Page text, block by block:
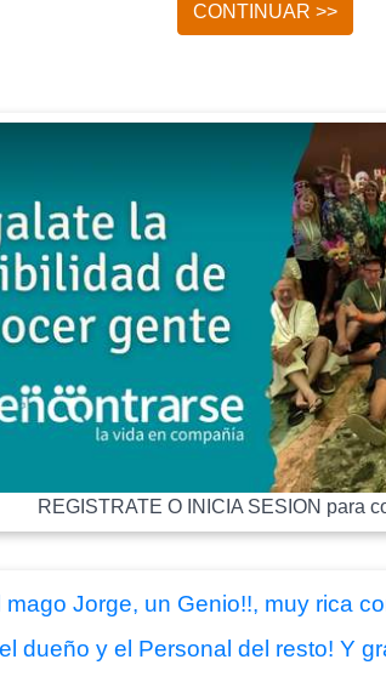
CONTINUAR >>
REGISTRATE O INICIA SESION para
Jorge, un Genio!!, muy rica
dueño y el Personal del resto! Y